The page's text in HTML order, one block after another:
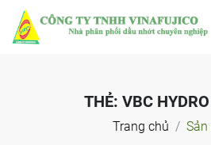
THẺ: VBC
Trang chủ